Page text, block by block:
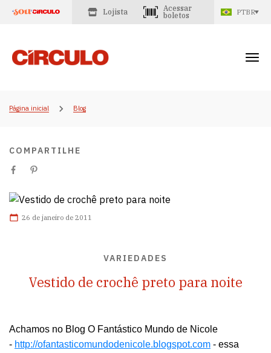
Lojista
Acessar
boletos
PTBR
Página inicial Blog
COMPARTILHE
26 de janeiro de 2011
VARIEDADES
Vestido de crochê preto para noite
Achamos no Blog O Fantástico Mundo de Nicole
- http://ofantasticomundodenicole.blogspot.com - essa